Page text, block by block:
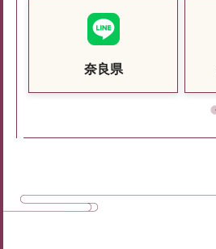
奈良県